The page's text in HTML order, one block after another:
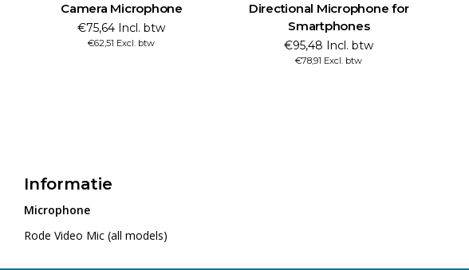
Camera Microphone
€75,64 Incl. btw
€62,51 Excl. btw
Directional Microphone for
Smartphones
€95,48 Incl. btw
€78,91 Excl. btw
Informatie
Microphone
Rode Video Mic (all models)